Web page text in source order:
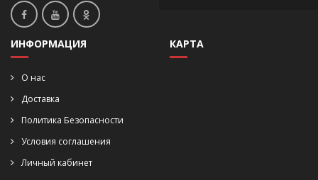
ИНФОРМАЦИЯ
О нас
Доставка
Политика Безопасности
Условия соглашения
Личный кабинет
КАРТА